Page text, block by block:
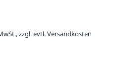
zzgl. evtl. Versandkosten